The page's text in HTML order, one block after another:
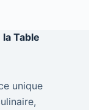
Table
unique